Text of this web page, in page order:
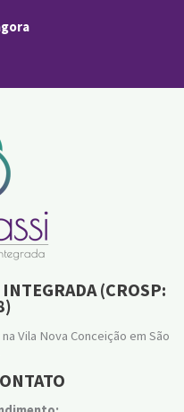
(CROSP:
Vila Nova Conceição em São